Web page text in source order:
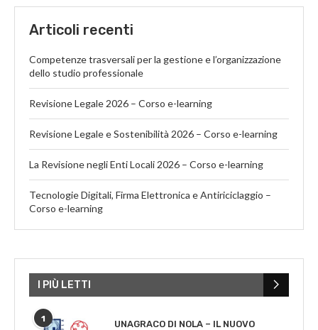
Articoli recenti
Competenze trasversali per la gestione e l’organizzazione
dello studio professionale
Revisione Legale 2026 – Corso e-learning
Revisione Legale e Sostenibilità 2026 – Corso e-learning
La Revisione negli Enti Locali 2026 – Corso e-learning
Tecnologie Digitali, Firma Elettronica e Antiriciclaggio –
Corso e-learning
I PIÙ LETTI
1
UNAGRACO DI NOLA – IL NUOVO